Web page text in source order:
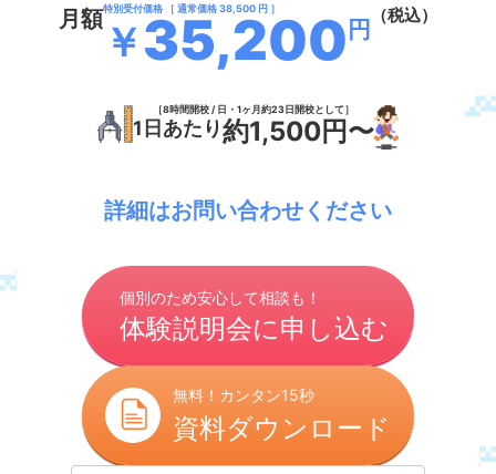
月額特別受付価格 ［ 通常価格 38,500 円 ］
￥35,200 円
（税込）
［8時間開校 / 日・1ヶ月約23日開校として］
1日あたり約1,500円〜
詳細はお問い合わせください
個別のため安心して相談も！
体験説明会に申し込む
無料！カンタン15秒
資料ダウンロード